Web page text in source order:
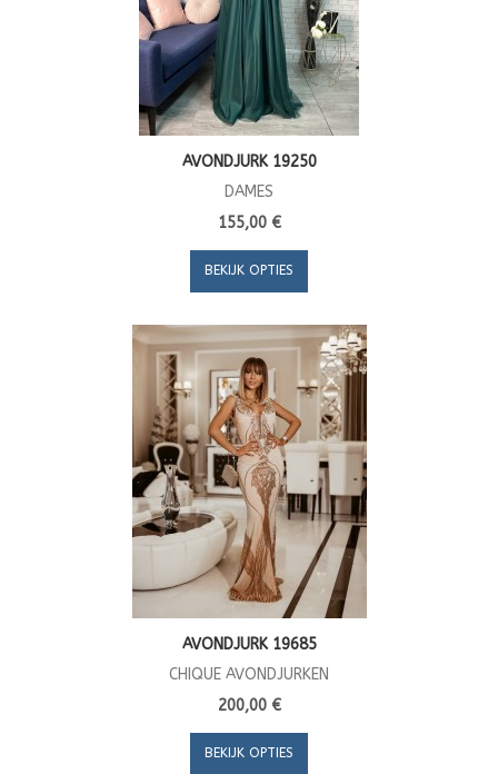
AVONDJURK 19250
DAMES
155,00 €
BEKIJK OPTIES
AVONDJURK 19685
CHIQUE AVONDJURKEN
200,00 €
BEKIJK OPTIES